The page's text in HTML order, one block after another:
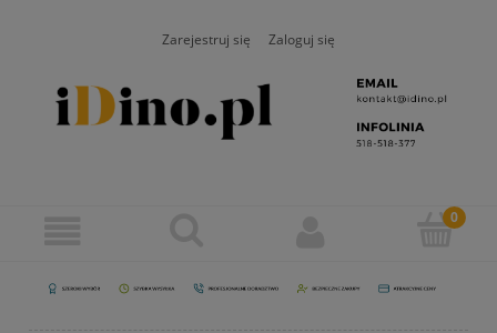
Zarejestruj się Zaloguj się